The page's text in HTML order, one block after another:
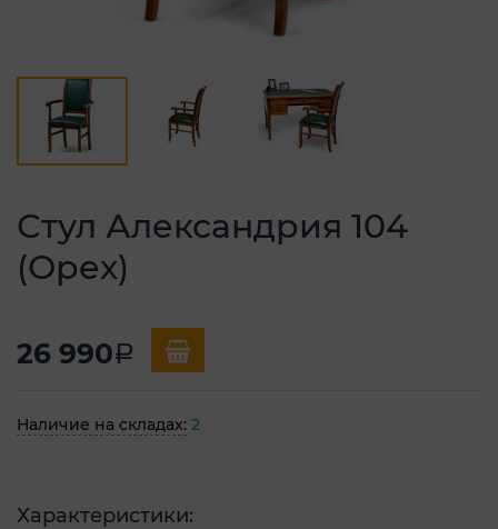
Стул Александрия 104
(Орех)
26 990a
Наличие на складах: 2
Характеристики: